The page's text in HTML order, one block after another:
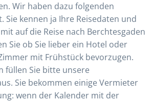
Wir haben dazu folgenden
Sie kennen ja Ihre Reisedaten und
auf die Reise nach Berchtesgaden
Sie ob Sie lieber ein Hotel oder
mit Frühstück bevorzugen.
füllen Sie bitte unsere
Sie bekommen einige Vermieter
wenn der Kalender mit der